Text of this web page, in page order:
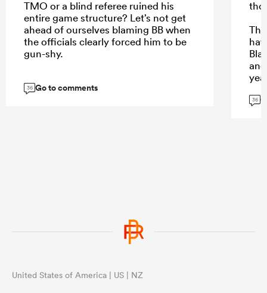
TMO or a blind referee ruined his
entire game structure? Let’s not get
ahead of ourselves blaming BB when
the officials clearly forced him to be
gun-shy.
36 Go to comments
36
United States of America | US | NZ